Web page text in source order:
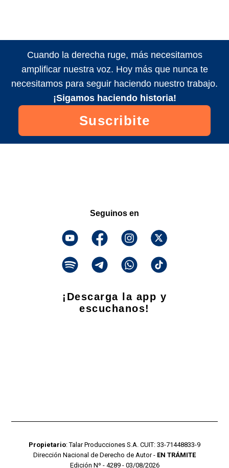
Cuando la derecha ruge, más necesitamos
amplificar nuestra voz. Hoy más que nunca te
necesitamos para seguir haciendo nuestro trabajo.
¡Sigamos haciendo historia!
Suscribite
Seguinos en
¡Descarga la app y
escuchanos!
Propietario: Talar Producciones S.A. CUIT: 33-71448833-9
Dirección Nacional de Derecho de Autor - EN TRÁMITE
Edición Nº - 4289 - 03/08/2026